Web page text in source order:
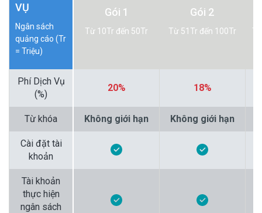
VỤ
Ngân sách
quảng cáo (Tr
= Triệu)
Gói 1
Từ 10Tr đến 50Tr
Gói 2
Từ 51Tr đến 100Tr
Phí Dịch Vụ
(%)
20% 18%
Từ khóa Không giới hạn Không giới hạn
Cài đặt tài
khoản
Tài khoản
thực hiện
ngân sách